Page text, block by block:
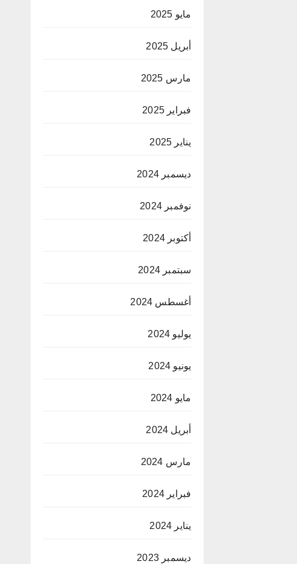
مايو 2025
أبريل 2025
مارس 2025
فبراير 2025
يناير 2025
ديسمبر 2024
نوفمبر 2024
أكتوبر 2024
سبتمبر 2024
أغسطس 2024
يوليو 2024
يونيو 2024
مايو 2024
أبريل 2024
مارس 2024
فبراير 2024
يناير 2024
ديسمبر 2023